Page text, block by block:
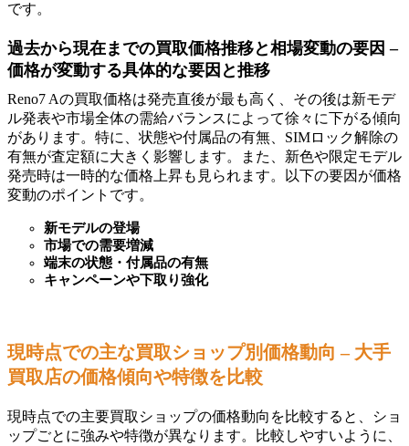
です。
過去から現在までの買取価格推移と相場変動の要因 –
価格が変動する具体的な要因と推移
Reno7 Aの買取価格は発売直後が最も高く、その後は新モデ
ル発表や市場全体の需給バランスによって徐々に下がる傾向
があります。特に、状態や付属品の有無、SIMロック解除の
有無が査定額に大きく影響します。また、新色や限定モデル
発売時は一時的な価格上昇も見られます。以下の要因が価格
変動のポイントです。
新モデルの登場
市場での需要増減
端末の状態・付属品の有無
キャンペーンや下取り強化
現時点での主な買取ショップ別価格動向 – 大手
買取店の価格傾向や特徴を比較
現時点での主要買取ショップの価格動向を比較すると、ショ
ップごとに強みや特徴が異なります。比較しやすいように、